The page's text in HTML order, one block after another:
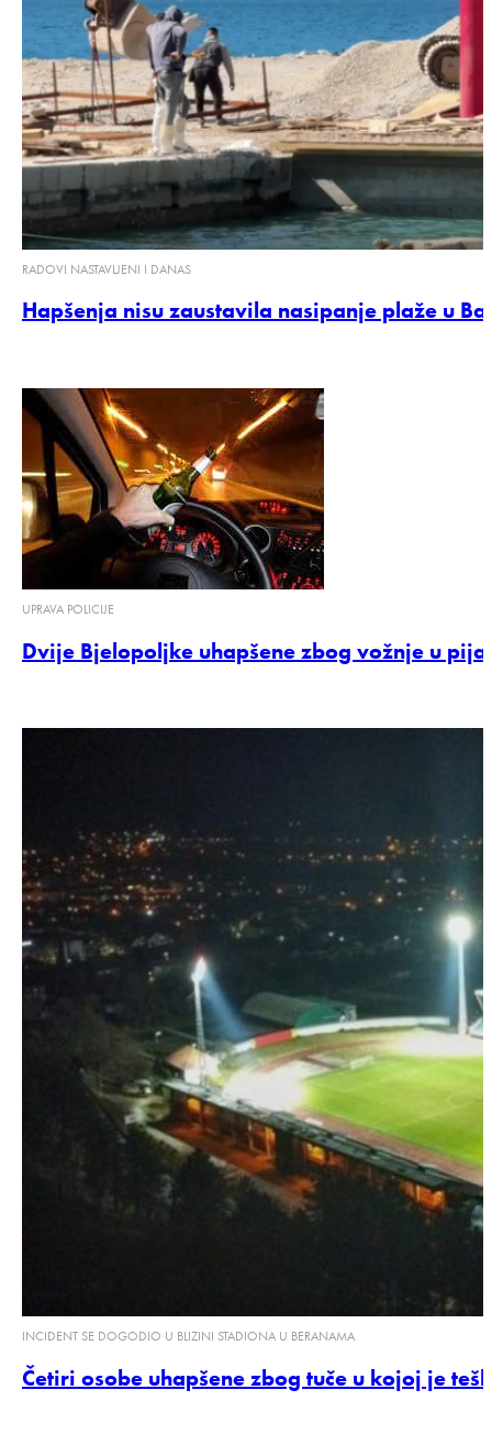
RADOVI NASTAVLJENI I DANAS
Hapšenja nisu zaustavila nasipanje plaže u
UPRAVA POLICIJE
Dvije Bjelopoljke uhapšene zbog vožnje u
INCIDENT SE DOGODIO U BLIZINI STADIONA U BERANAMA
Četiri osobe uhapšene zbog tuče u kojoj je